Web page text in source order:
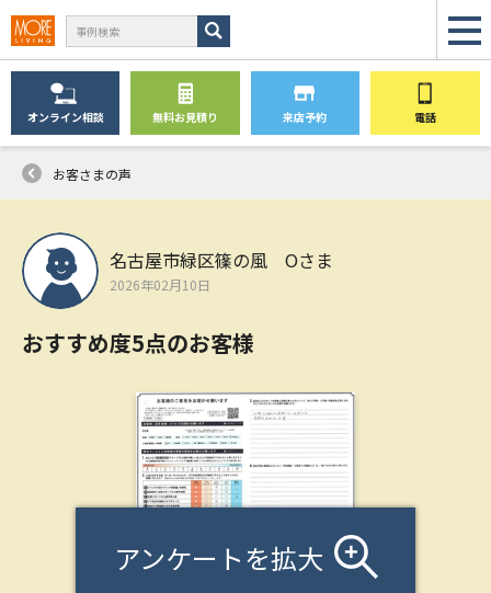
オンライン相談 無料お見積り 来店予約 電話
お客さまの声
名古屋市緑区篠の風 Oさま
2026年02月10日
おすすめ度5点のお客様
アンケートを拡大